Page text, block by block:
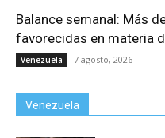
Balance semanal: Más
favorecidas en materia
Venezuela 7 agosto, 2026
Venezuela